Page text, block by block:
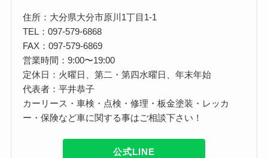
住所：大分県大分市原川1丁目1-1
TEL：097-579-6868
FAX：097-579-6869
営業時間：9:00〜19:00
定休日：火曜日、第二・第四水曜日、年末年始
代表者：平井恭子
カーリース・車検・点検・修理・板金塗装・レッカ
ー・保険など車に関する事はご相談下さい！
公式LINE